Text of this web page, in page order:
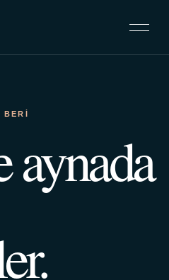
BERI
aynada